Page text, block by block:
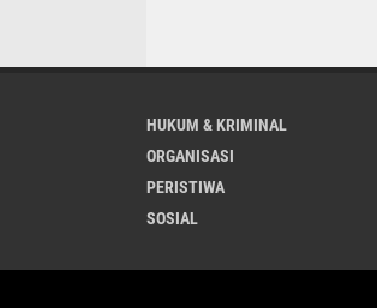
HUKUM & KRIMINAL
ORGANISASI
PERISTIWA
SOSIAL